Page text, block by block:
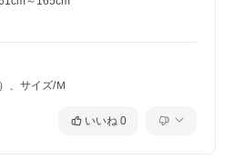
、サイズ/Ｍ
いいね 0